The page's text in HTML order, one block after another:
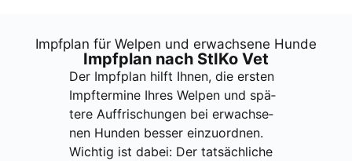
Impf­plan für Wel­pen und erwach­se­ne Hun­de
Impf­plan nach StI­Ko Vet
Der Impf­plan hilft Ihnen, die ers­ten
Impf­ter­mi­ne Ihres Wel­pen und spä­
te­re Auf­fri­schun­gen bei erwach­se­
nen Hun­den bes­ser ein­zu­ord­nen.
Wich­tig ist dabei: Der tat­säch­li­che